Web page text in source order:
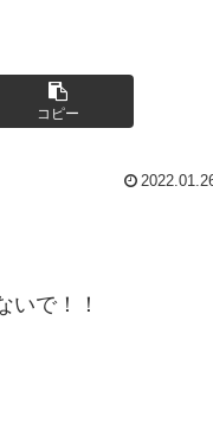
コピー
いで！！